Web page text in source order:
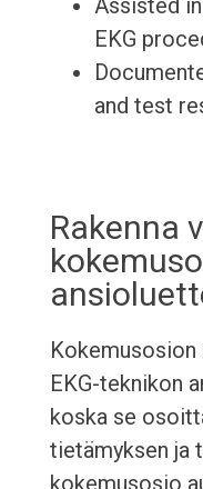
Assisted
EKG
and test
Rakenna
Kokemusosion
EKG-teknikon
koska se
tietämyksen ja
kokemusosio